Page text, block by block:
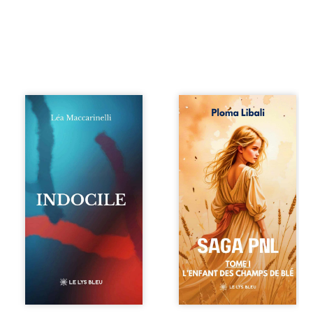
Quatre parties.
Quatre refus.
Quatre visages
d’une existence en
friction. Entre les
silences qu’on ne
déchiffre pas, les
amours qu’on
dérange, les corps
qu’on administre
et les liens qu’on
sabote, cet
ouvrage parle à
vivent trop fort,
trop vrai, trop tôt.
Autrefois, les
champs d’Atlantis
vibraient sous le
vent et les enfants
couraient dans les
blés. Puis la
couronne plia le
genou, livrant son
peuple à l’ombre
d’Ivorny. À Atove,
Luwel aurait pu
disparaître dans
les ruines de son
destin ; pourtant,
sous les pierres
d’un temple
oublié, des